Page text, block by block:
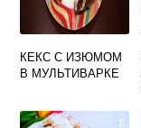
КЕКС С ИЗЮМОМ
В МУЛЬТИВАРКЕ